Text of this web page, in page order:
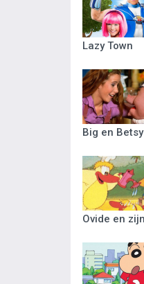
Lazy Town
Big en Betsy